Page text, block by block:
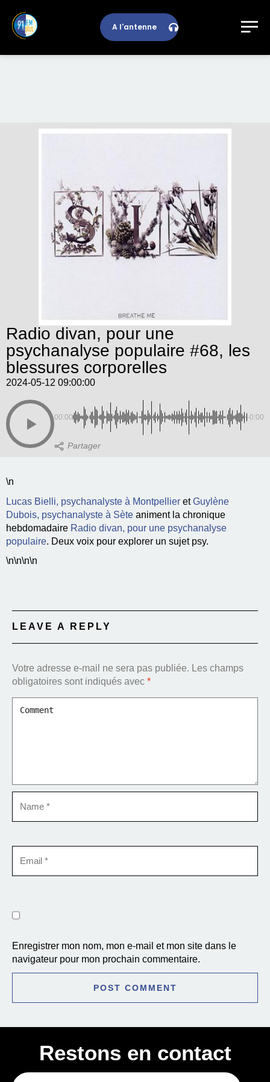
A l'antenne
Radio divan, pour une
psychanalyse populaire #68, les
blessures corporelles
2024-05-12 09:00:00
00:00 -0:00
\n
Lucas Bielli, psychanalyste à Montpellier etGuylène
Dubois, psychanalyste à Sète animent la chronique
hebdomadaire Radio divan, pour une psychanalyse
populaire. Deux voix pour explorer un sujet psy.
\n\n\n\n
LEAVE A REPLY
Votre adresse e-mail ne sera pas publiée. Les champs
obligatoires sont indiqués avec *
Enregistrer mon nom, mon e-mail et mon site dans le
navigateur pour mon prochain commentaire.
Restons en contact